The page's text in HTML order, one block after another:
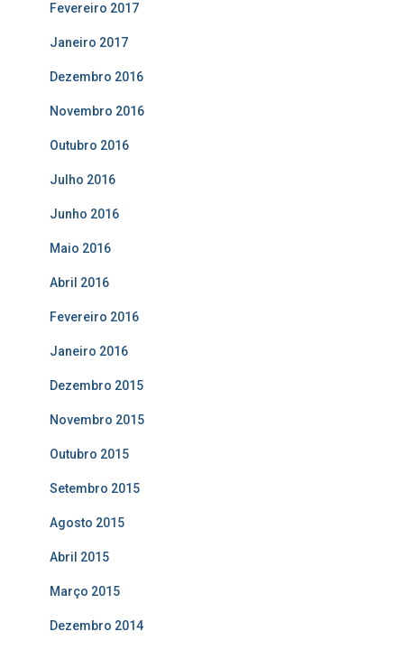
Fevereiro 2017
Janeiro 2017
Dezembro 2016
Novembro 2016
Outubro 2016
Julho 2016
Junho 2016
Maio 2016
Abril 2016
Fevereiro 2016
Janeiro 2016
Dezembro 2015
Novembro 2015
Outubro 2015
Setembro 2015
Agosto 2015
Abril 2015
Março 2015
Dezembro 2014